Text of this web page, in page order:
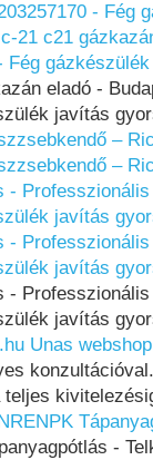
- Fég
21 c21
Fég
eladó -
javítás
–
–
javítás
javítás
javítás
Unas
teljes
-